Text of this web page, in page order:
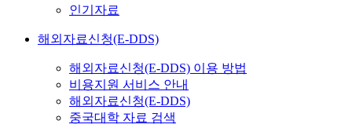
인기자료
해외자료신청(E-DDS)
해외자료신청(E-DDS) 이용 방법
비용지원 서비스 안내
해외자료신청(E-DDS)
중국대학 자료 검색